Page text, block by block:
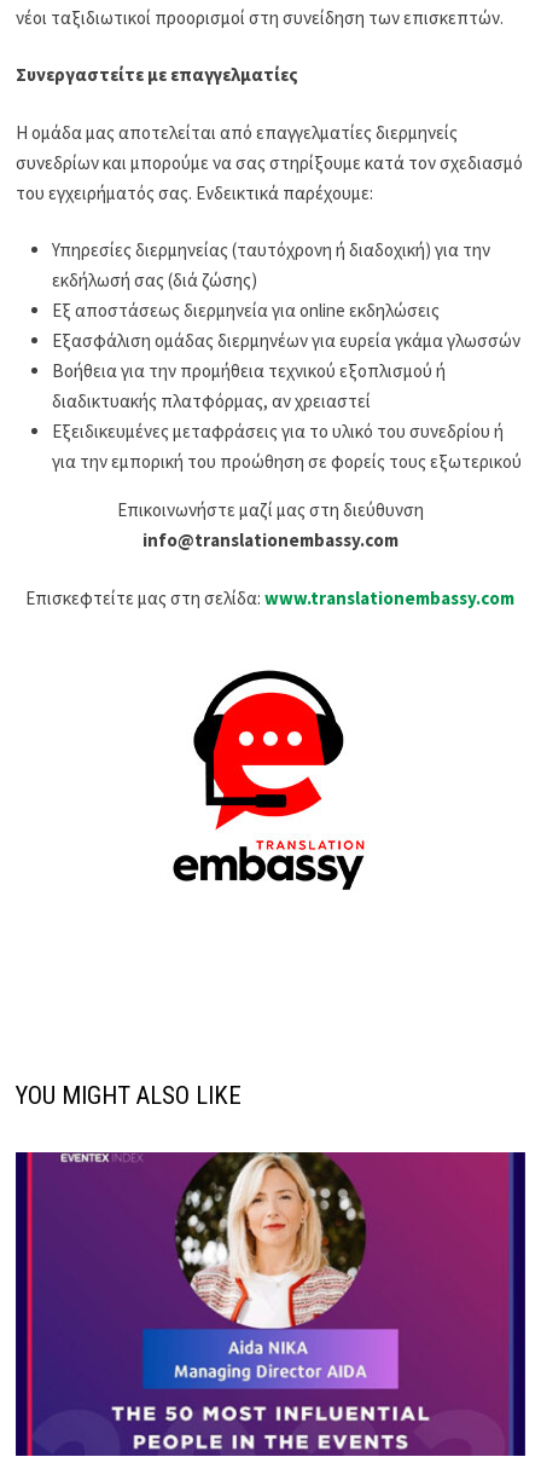
νέοι ταξιδιωτικοί προορισμοί στη συνείδηση των επισκεπτών.
Συνεργαστείτε με επαγγελματίες
Η ομάδα μας αποτελείται από επαγγελματίες διερμηνείς
συνεδρίων και μπορούμε να σας στηρίξουμε κατά τον σχεδιασμό
του εγχειρήματός σας. Ενδεικτικά παρέχουμε:
Υπηρεσίες διερμηνείας (ταυτόχρονη ή διαδοχική) για την
εκδήλωσή σας (διά ζώσης)
Εξ αποστάσεως διερμηνεία για online εκδηλώσεις
Εξασφάλιση ομάδας διερμηνέων για ευρεία γκάμα γλωσσών
Βοήθεια για την προμήθεια τεχνικού εξοπλισμού ή
διαδικτυακής πλατφόρμας, αν χρειαστεί
Εξειδικευμένες μεταφράσεις για το υλικό του συνεδρίου ή
για την εμπορική του προώθηση σε φορείς τους εξωτερικού
Επικοινωνήστε μαζί μας στη διεύθυνση
info@translationembassy.com
Επισκεφτείτε μας στη σελίδα:www.translationembassy.com
YOU MIGHT ALSO LIKE